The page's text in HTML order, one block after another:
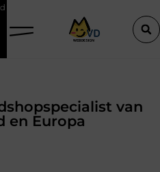
voor Vloerbedekking in
van
en Europa